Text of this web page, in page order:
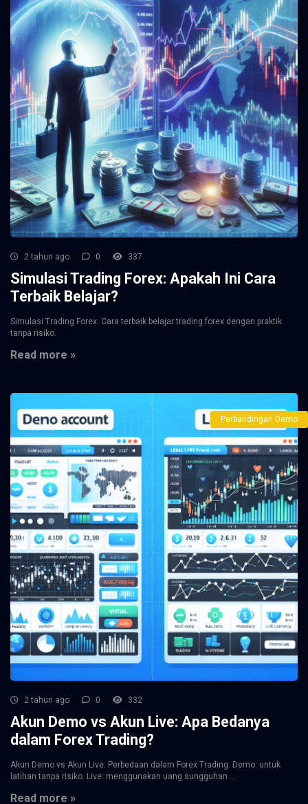
2 tahun ago 0 337
Simulasi Trading Forex: Apakah Ini Cara
Terbaik Belajar?
Simulasi Trading Forex: Cara terbaik belajar trading forex dengan praktik
tanpa risiko.
Read more »
Perbandingan Demo
2 tahun ago 0 332
Akun Demo vs Akun Live: Apa Bedanya
dalam Forex Trading?
Akun Demo vs Akun Live: Perbedaan dalam Forex Trading. Demo: untuk
latihan tanpa risiko. Live: menggunakan uang sungguhan ...
Read more »